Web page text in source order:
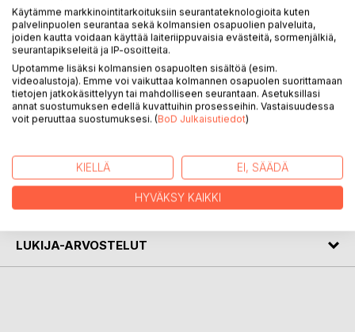
Ajatuksia elämästä ja maailmasta on ajatelmakokoelma,
jonka toimittaminen jäi 2017 edesmenneen Antti Pesosen
viimeiseksi kirjalliseksi työksi.
Ymmärrystä kohti pyrkiminen, löytämisen ilo ja rakkaus
kiteytyneeseen ilmaisuun ovat teoksen kantavia teemoja.
KIRJAILIJA
LEHDISTÖARVOSTELUT
LUKIJA-ARVOSTELUT
Käytämme markkinointitarkoituksiin seurantateknologioita kuten
palvelinpuolen seurantaa sekä kolmansien osapuolien palveluita,
joiden kautta voidaan käyttää laiteriippuvaisia evästeitä, sormenjälkiä,
seurantapikseleitä ja IP-osoitteita.
Upotamme lisäksi kolmansien osapuolten sisältöä (esim.
videoalustoja). Emme voi vaikuttaa kolmannen osapuolen suorittamaan
tietojen jatkokäsittelyyn tai mahdolliseen seurantaan. Asetuksillasi
annat suostumuksen edellä kuvattuihin prosesseihin. Vastaisuudessa
voit peruuttaa suostumuksesi. (BoD Julkaisutiedot)
KIELLÄ EI, SÄÄDÄ
HYVÄKSY KAIKKI